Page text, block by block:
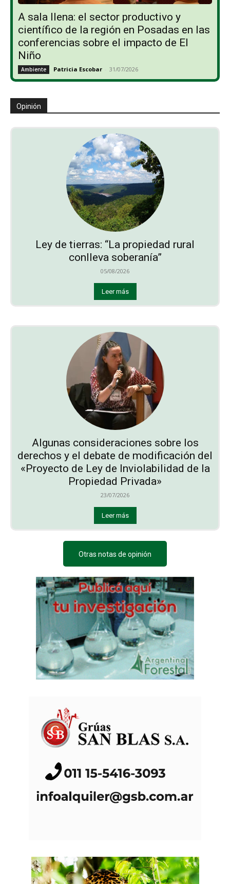
A sala llena: el sector productivo y
científico de la región en Posadas en las
conferencias sobre el impacto de El
Niño
Ambiente Patricia Escobar - 31/07/2026
Opinión
Ley de tierras: “La propiedad rural
conlleva soberanía”
05/08/2026
Leer más
Algunas consideraciones sobre los
derechos y el debate de modificación del
«Proyecto de Ley de Inviolabilidad de la
Propiedad Privada»
23/07/2026
Leer más
Otras notas de opinión